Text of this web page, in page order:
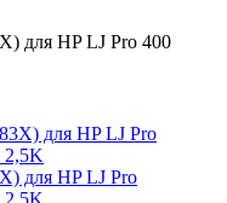
для HP LJ Pro 400
для HP LJ Pro